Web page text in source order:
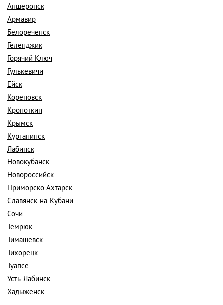
Апшеронск
Армавир
Белореченск
Геленджик
Горячий Ключ
Гулькевичи
Ейск
Кореновск
Кропоткин
Крымск
Курганинск
Лабинск
Новокубанск
Новороссийск
Приморско-Ахтарск
Славянск-на-Кубани
Сочи
Темрюк
Тимашевск
Тихорецк
Туапсе
Усть-Лабинск
Хадыженск